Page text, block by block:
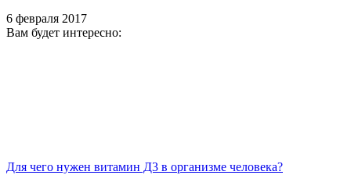
6 февраля 2017
Вам будет интересно:
Для чего нужен витамин Д3 в организме человека?